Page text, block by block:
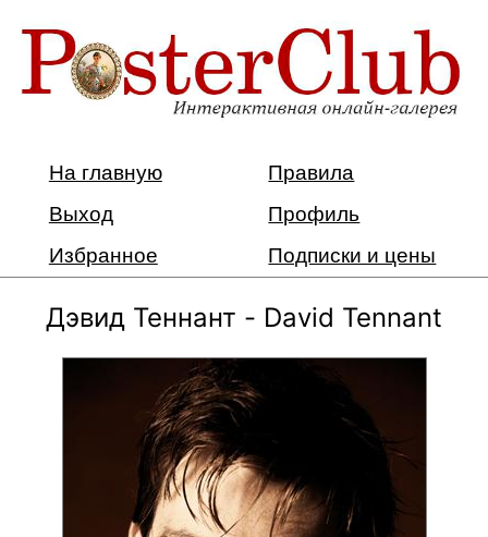
На главную
Правила
Выход
Профиль
Избранное
Подписки и цены
Дэвид Теннант - David Tennant